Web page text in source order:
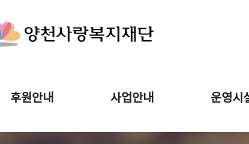
후원안내 사업안내 운영시